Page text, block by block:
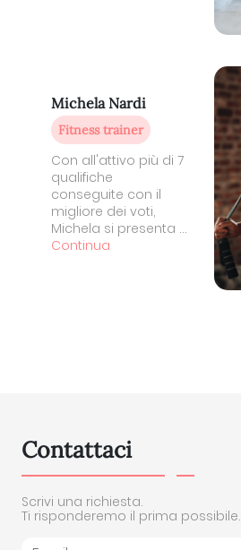
Michela Nardi
Fitness trainer
Con all'attivo più di 7
qualifiche
conseguite con il
migliore dei voti,
Michela si presenta ...
Continua
Contattaci
Scrivi una richiesta.
Ti risponderemo il prima possibile.